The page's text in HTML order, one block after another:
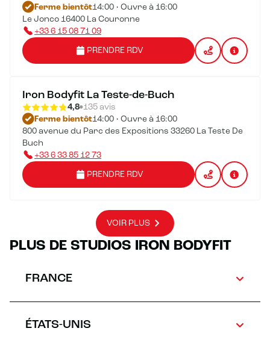
Ferme bientôt14:00 • Ouvre à 16:00
Le Jonco 16400 La Couronne
+33 6 15 08 71 09
PRENDRE RDV
Iron Bodyfit La Teste-de-Buch
4,8 135 avis
Ferme bientôt14:00 • Ouvre à 16:00
800 avenue du Parc des Expositions 33260 La Teste De
Buch
+33 6 33 85 12 73
PRENDRE RDV
VOIR PLUS
PLUS DE STUDIOS IRON BODYFIT
FRANCE
ÉTATS-UNIS